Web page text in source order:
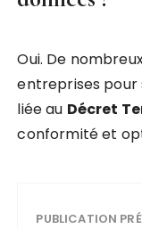
Oui. De
entreprises
liée au Décret
conformité et
PUBLICATION